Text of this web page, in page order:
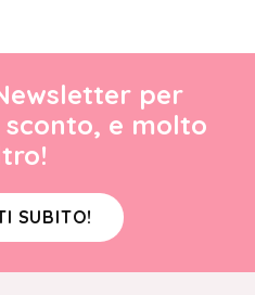
per
sconto, e molto
SUBITO!